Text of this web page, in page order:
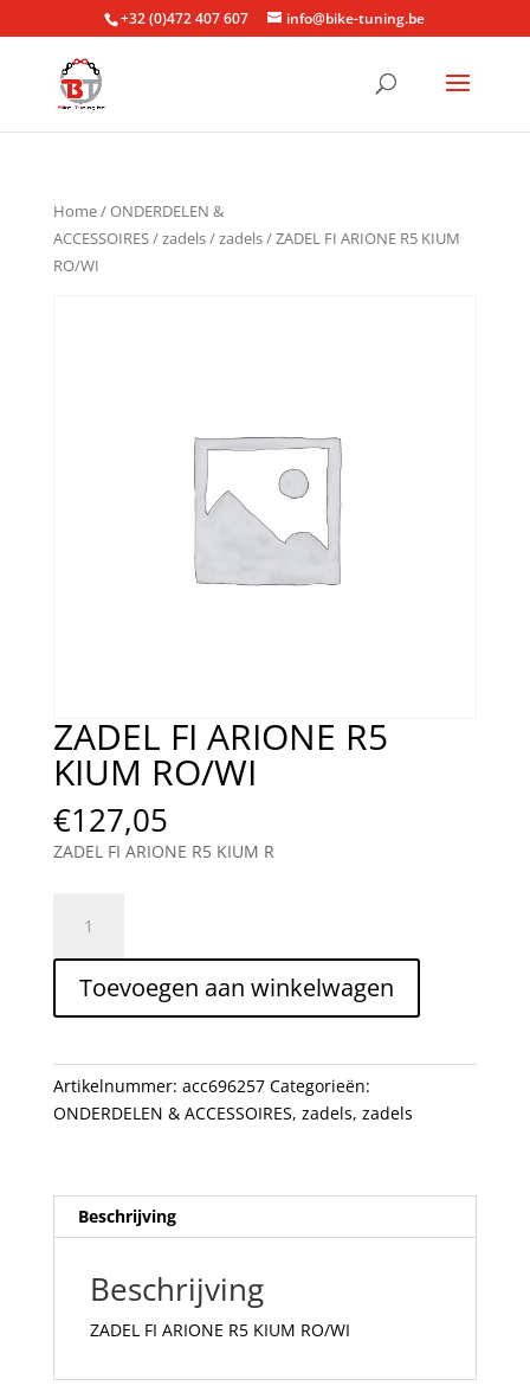
+32 (0)472 407 607 info@bike-tuning.be
Home/ONDERDELEN &
ACCESSOIRES/zadels/zadels/ ZADEL FI ARIONE R5 KIUM
RO/WI
ZADEL FI ARIONE R5
KIUM RO/WI
€127,05
ZADEL FI ARIONE R5 KIUM R
ARIONE
KIUM
aantal
Toevoegen aan winkelwagen
Artikelnummer: acc696257 Categorieën:
ONDERDELEN & ACCESSOIRES, zadels, zadels
Beschrijving
Beschrijving
ZADEL FI ARIONE R5 KIUM RO/WI